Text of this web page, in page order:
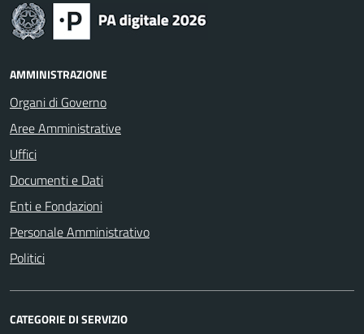
AMMINISTRAZIONE
Organi di Governo
Aree Amministrative
Uffici
Documenti e Dati
Enti e Fondazioni
Personale Amministrativo
Politici
CATEGORIE DI SERVIZIO